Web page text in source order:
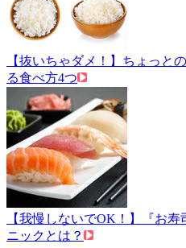
【抜いちゃダメ！】ちょっと
る食べ方4つ
【我慢しないでOK！】『お
ニックとは？